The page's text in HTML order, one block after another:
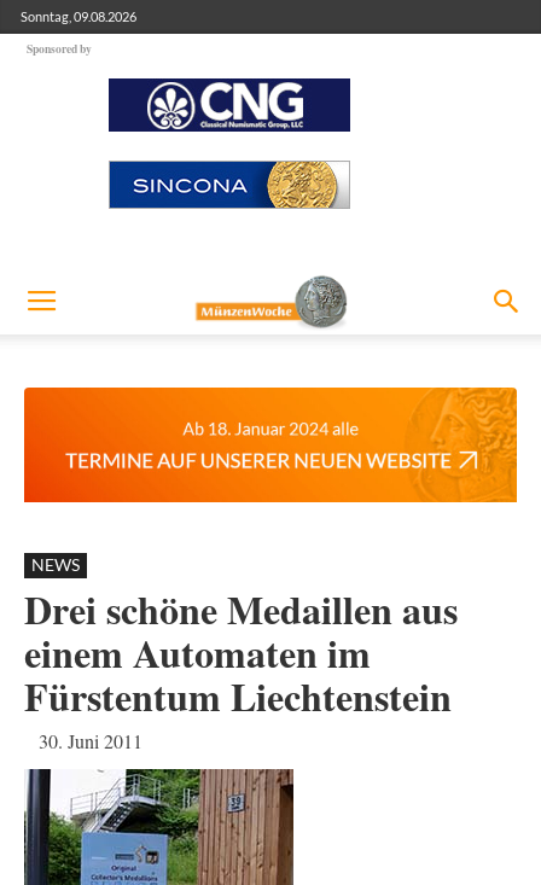
Sonntag, 09.08.2026
Sponsored by
NEWS
Drei schöne Medaillen aus
einem Automaten im
Fürstentum Liechtenstein
30. Juni 2011